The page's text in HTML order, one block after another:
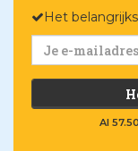
Het
Al